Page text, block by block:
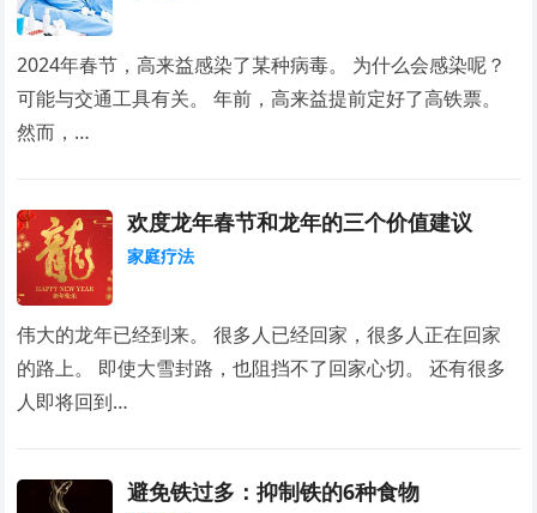
2024年春节，高来益感染了某种病毒。 为什么会感染呢？
可能与交通工具有关。 年前，高来益提前定好了高铁票。
然而，…
欢度龙年春节和龙年的三个价值建议
家庭疗法
伟大的龙年已经到来。 很多人已经回家，很多人正在回家
的路上。 即使大雪封路，也阻挡不了回家心切。 还有很多
人即将回到…
避免铁过多：抑制铁的6种食物